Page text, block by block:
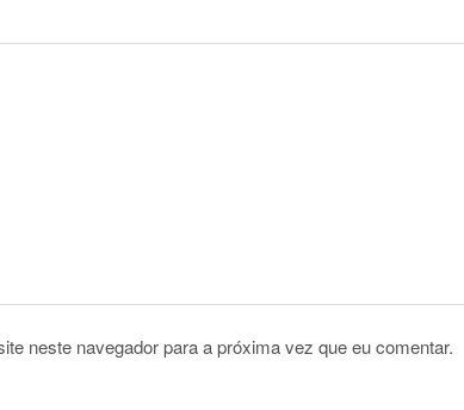
neste navegador para a próxima vez que eu comentar.